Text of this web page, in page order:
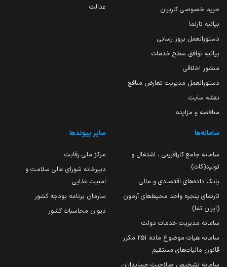
حریم خصوصی کاربران
بیانیه تارنما
دستورالعمل بروز رسانی
بیانیه توافق سطح خدمات
منشور اخلاقی
دستورالعمل مدیریت تعارض منافع
نقشه سایت
مناقصه و مزایده
عدالت
سامانه‌ها
سامانه جامع کارآفرینی ، اشتغال و
تولید(کات)
بانک داده‌های اقتصادی و مالی
تارنمای پنجره واحد محیط‌های آزمون
(ایران تما)
سامانه مدیریت خدمات دولت
سامانه هیات موضوع ماده 251 مکرر
قانون مالیات‌های مستقیم
سامانه تشخیص صلاحیت حسابداران
سایر پیوندها
مرکز ملی رقابت
دبیرخانه شورای عالی سلامت و
امنیت غذایی
سازمان برنامه بودجه کشور
دیوان محاسبات کشور